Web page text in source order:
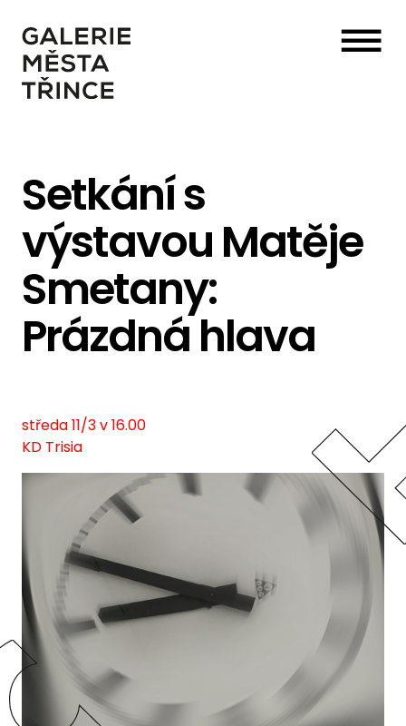
☰
Setkání s
výstavou Matěje
Smetany:
Prázdná hlava
středa 11/3 v 16.00
KD Trisia